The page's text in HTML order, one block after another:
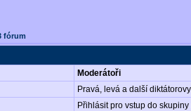
fórum
Moderátoři
Pravá, levá a další
Přihlásit pro vstup do